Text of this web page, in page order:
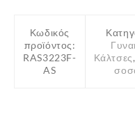
Κωδικός
προϊόντος:
RAS3223F-
AS
Κάλτσες,